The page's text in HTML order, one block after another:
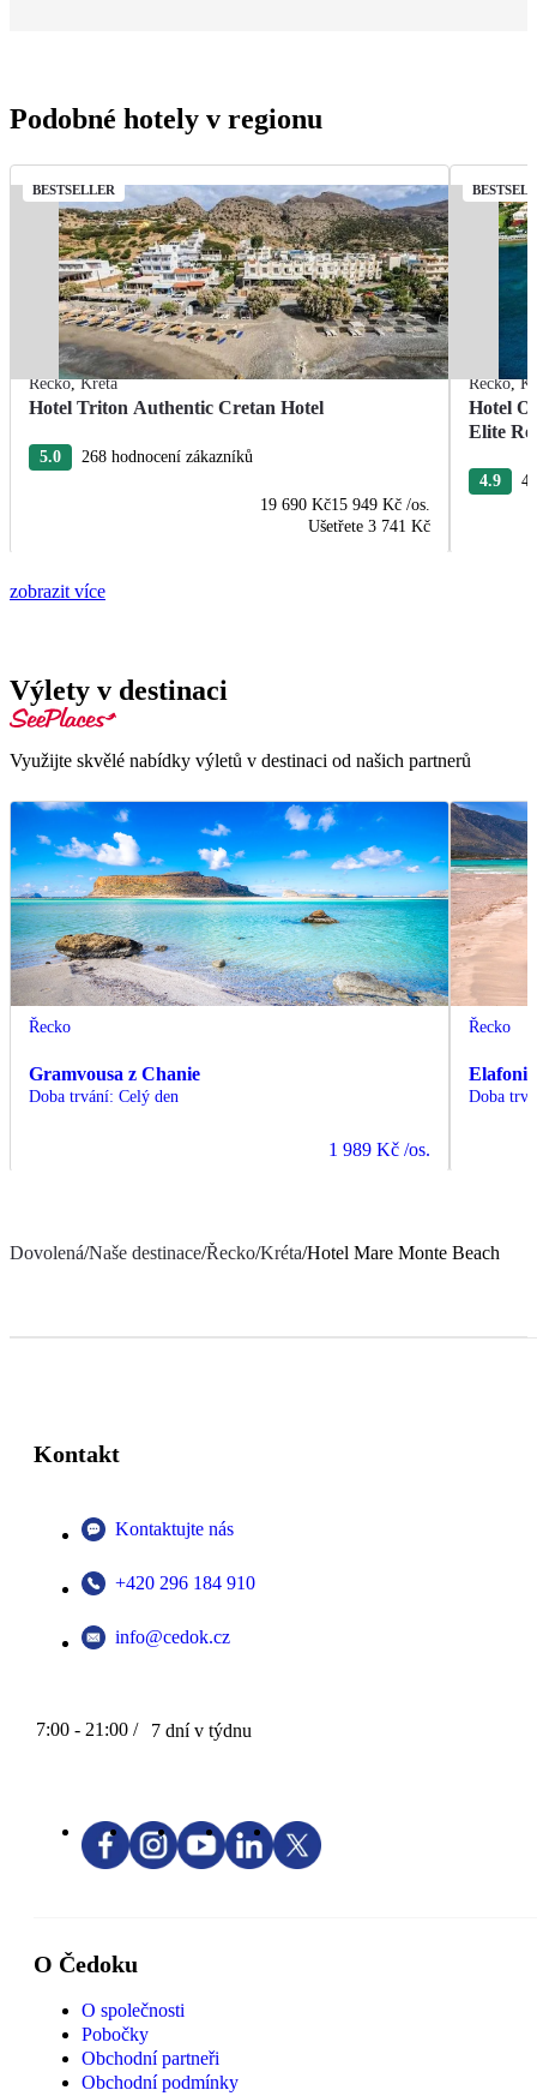
Podobné hotely v regionu
BESTSELLER
Řecko,Kréta
Hotel Triton Authentic Cretan Hotel
5.0 268 hodnocení zákazníků
19 690 Kč15 949 Kč /os.
Ušetřete 3 741 Kč
Řecko,
Hotel
Elite
4.9
zobrazit více
Výlety v destinaci
Využijte skvělé nabídky výletů v destinaci od našich partnerů
Řecko
Gramvousa z Chanie
Doba trvání: Celý den
1 989 Kč /os.
Řecko
Doba
Dovolená/Naše destinace/Řecko/Kréta/Hotel Mare Monte Beach
Kontakt
Kontaktujte nás
+420 296 184 910
info@cedok.cz
7:00 - 21:00 / 7 dní v týdnu
O Čedoku
O společnosti
Pobočky
Obchodní partneři
Obchodní podmínky